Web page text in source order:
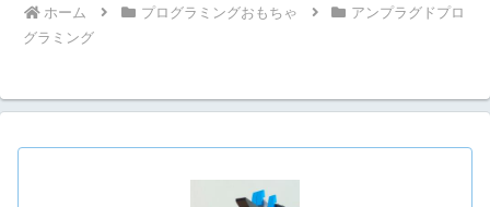
ホーム プログラミングおもちゃ
アンプラグドプロ
グラミング